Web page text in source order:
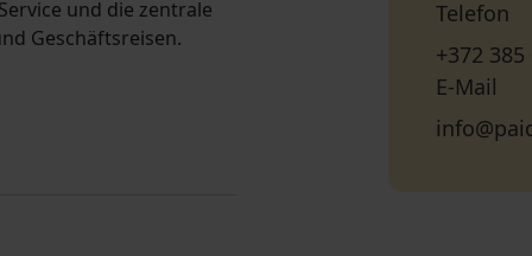
und die zentrale
Geschäftsreisen.
Telefon
+372 385
E-Mail